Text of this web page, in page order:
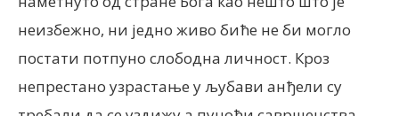
неизбежно, ни једно живо биће не би могло
постати потпуно слободна личност. Кроз
непрестано узрастање у љубави анђели су